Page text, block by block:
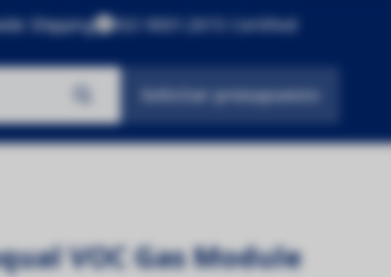
Shipping ISO 9001:2015 Certified
Solicitar presupuesto
productos
VOC Gas Module